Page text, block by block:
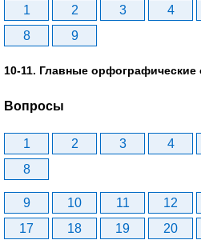
1 2 3 4
8
9
10-11. Главные орфографические
Вопросы
1 2 3 4
8
9 10 11 12
17
18 19 20